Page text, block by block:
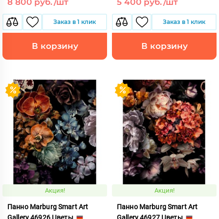
Заказ в 1 клик
В корзину
Заказ в 1 клик
В корзину
Акция!
Панно Marburg Smart Art
Акция!
Панно Marburg Smart Art